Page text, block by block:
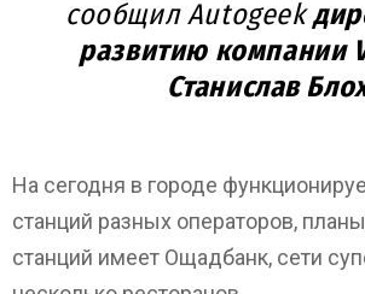
сообщил Autogeek
развитию компании
Станислав
На сегодня в городе
станций разных операторов,
станций имеет Ощадбанк, сети